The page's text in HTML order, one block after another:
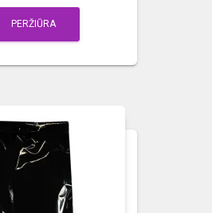
PERŽIŪRA